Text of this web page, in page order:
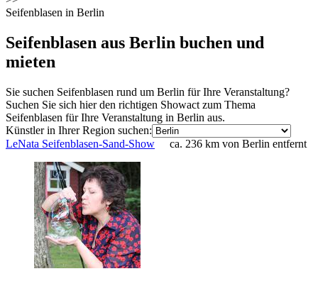
Seifenblasen in Berlin
Seifenblasen aus Berlin buchen und
mieten
Sie suchen Seifenblasen rund um Berlin für Ihre Veranstaltung?
Suchen Sie sich hier den richtigen Showact zum Thema
Seifenblasen für Ihre Veranstaltung in Berlin aus.
Künstler in Ihrer Region suchen:
ca. 236 km von Berlin entfernt
LeNata Seifenblasen-Sand-Show